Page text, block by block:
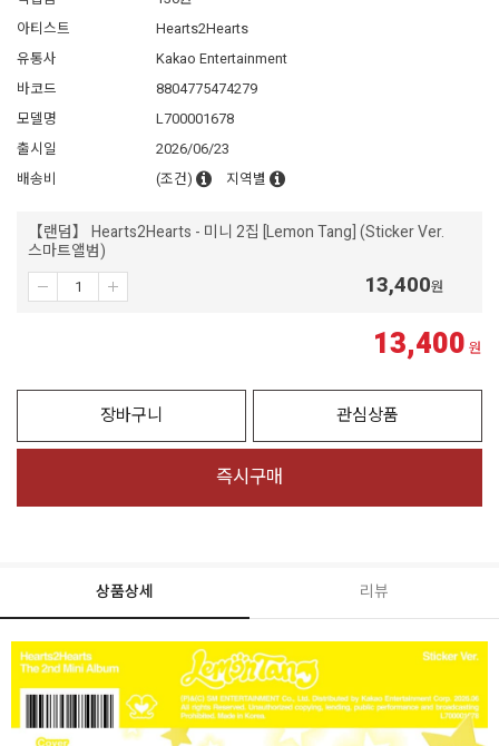
아티스트
Hearts2Hearts
유통사
Kakao Entertainment
바코드
8804775474279
모델명
L700001678
출시일
2026/06/23
배송비
(조건) 지역별
【랜덤】 Hearts2Hearts - 미니 2집 [Lemon Tang] (Sticker Ver.
스마트앨범)
13,400원
13,400 원
장바구니 관심상품
즉시구매
상품상세 리뷰